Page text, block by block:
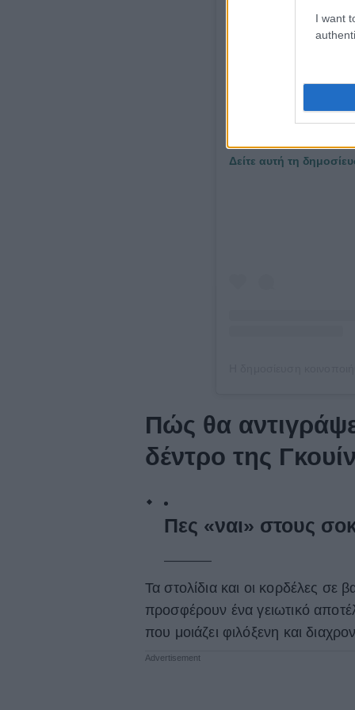
I want
Δείτε αυτή τη
Πώς θα
δέντρο της
Πες «ναι» στους
Τα στολίδια και οι κορδέλες σε
προσφέρουν ένα γειωτικό
που μοιάζει φιλόξενη και